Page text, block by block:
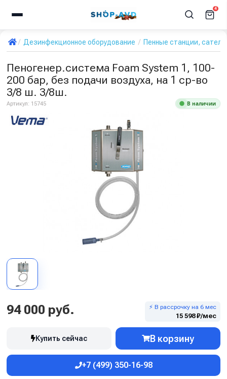
4
Дезинфекционное оборудование Пенные станции,
Пеногенер.система Foam System 1, 100-
200 бар, без подачи воздуха, на 1 ср-во
3/8 ш. 3/8ш.
Артикул: 15745 В наличии
94 000 руб. ⚡ В рассрочку на 6 мес
15 598 ₽/мес
Купить сейчас В корзину
+7 (499) 350-16-98